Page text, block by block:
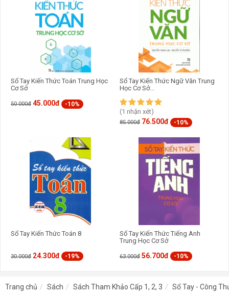
Sổ Tay Kiến Thức Toán Trung Học
Cơ Sở
50.000đ 45.000đ -10%
Sổ Tay Kiến Thức Ngữ Văn Trung
Học Cơ Sở...
(1 nhận xét)
85.000đ 76.500đ -10%
Sổ Tay Kiến Thức Toán 8
30.000đ 24.300đ -19%
Sổ Tay Kiến Thức Tiếng Anh
Trung Học Cơ Sở
63.000đ 56.700đ -10%
Trang chủ Sách Sách Tham Khảo Cấp 1, 2, 3 Sổ Tay - Công